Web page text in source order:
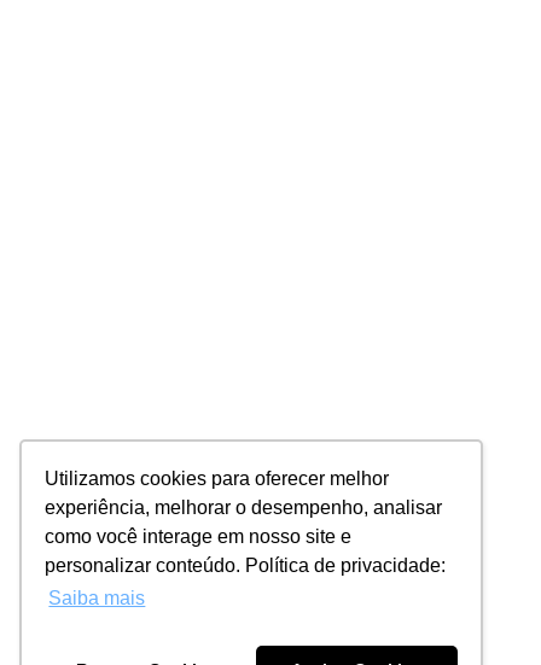
Utilizamos cookies para oferecer melhor
experiência, melhorar o desempenho, analisar
como você interage em nosso site e
personalizar conteúdo. Política de privacidade:
Saiba mais